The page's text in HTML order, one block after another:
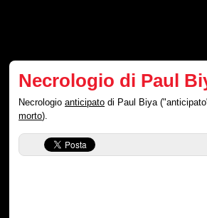
Necrologio di Paul
Necrologioanticipato di Paul Biya
morto).